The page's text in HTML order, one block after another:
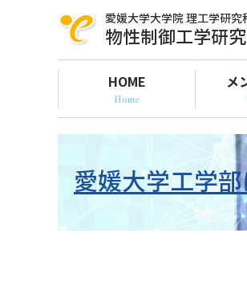
愛媛大学大学院 理工学研究
物性制御工学研
HOME メ
愛媛大学工学